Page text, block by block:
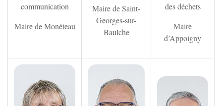
St-Bris-Le-Vineux
Venoy
communication
Maire de Monéteau
Maire de Saint-
Georges-sur-
Baulche
des déchets
Maire
d’Appoigny
Zoom sur l'image